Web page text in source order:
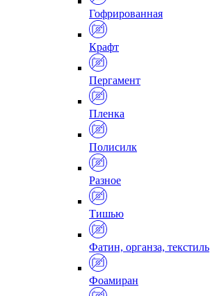
Гофрированная
Крафт
Пергамент
Пленка
Полисилк
Разное
Тишью
Фатин, органза, текстиль
Фоамиран